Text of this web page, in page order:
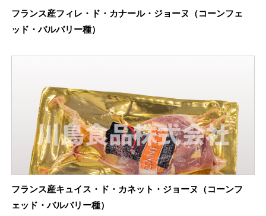
フランス産フィレ・ド・カナール・ジョーヌ（コーンフェ
ッド・バルバリー種）
フランス産キュイス・ド・カネット・ジョーヌ（コーンフ
ェッド・バルバリー種）